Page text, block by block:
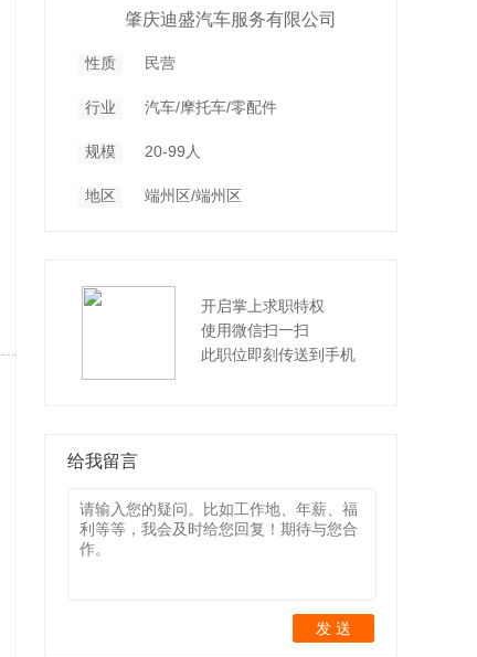
肇庆迪盛汽车服务有限公司
性质 民营
行业 汽车/摩托车/零配件
规模 20-99人
地区 端州区/端州区
开启掌上求职特权
使用微信扫一扫
此职位即刻传送到手机
给我留言
发 送